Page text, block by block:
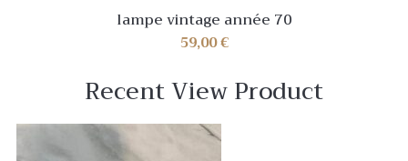
lampe vintage année 70
59,00€
Recent View Product